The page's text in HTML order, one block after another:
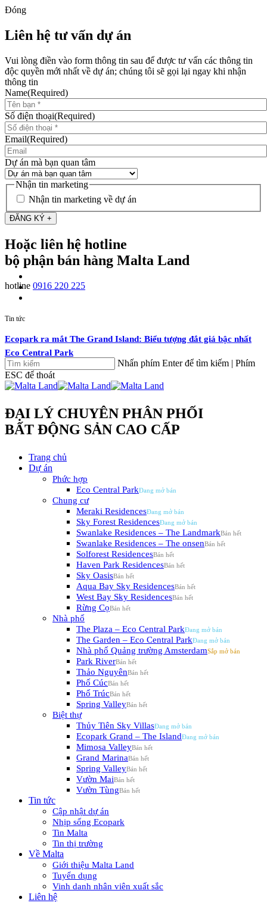
Đóng
Liên hệ tư vấn dự án
Vui lòng điền vào form thông tin sau để được tư vấn các thông tin
độc quyền mới nhất về dự án; chúng tôi sẽ gọi lại ngay khi nhận
thông tin
Name(Required)
Số điện thoại(Required)
Email(Required)
Dự án mà bạn quan tâm
Nhận tin marketing
Nhận tin marketing về dự án
Hoặc liên hệ hotline
bộ phận bán hàng Malta Land
hotline 0916 220 225
Skip
main
Tin tức
Ecopark ra mắt The Grand Island: Biểu tượng đắt giá bậc nhất
Eco Central Park
Tin tức
Nam
Tin tức
Onsen
Bên trong tổ hợp khoáng nóng trên cao tại Eco Retreat
Malta Land được vinh danh “Outstanding Contribution of the
The Grand Island
Dự án Đang bán
Căn hộ Forest Onsen
Alumi Premium 4 – Alluvia City
Trung tầng Swanlake Residences
Nhấn phím Enter để tìm kiếm | Phím
ESC để thoát
Đóng
ĐẠI LÝ CHUYÊN PHÂN PHỐI
BẤT ĐỘNG SẢN CAO CẤP
search
Menu
Trang chủ
Dự án
Phức hợp
Eco Central Park
Chung cư
Meraki Residences
Sky Forest Residences
Swanlake Residences – The Landmark
Swanlake Residences – The onsen
Solforest Residences
Haven Park Residences
Sky Oasis
Aqua Bay Sky Residences
West Bay Sky Residences
Rừng Cọ
Nhà phố
The Plaza – Eco Central Park
The Garden – Eco Central Park
Nhà phố Quảng trường Amsterdam
Park River
Thảo Nguyên
Phố Cúc
Phố Trúc
Spring Valley
Biệt thự
Thủy Tiên Sky Villas
Ecopark Grand – The Island
Mimosa Valley
Grand Marina
Spring Valley
Vườn Mai
Vườn Tùng
Tin tức
Cập nhật dự án
Nhịp sống Ecopark
Tin Malta
Tin thị trường
Về Malta
Giới thiệu Malta Land
Tuyển dụng
Vinh danh nhân viên xuất sắc
Liên hệ